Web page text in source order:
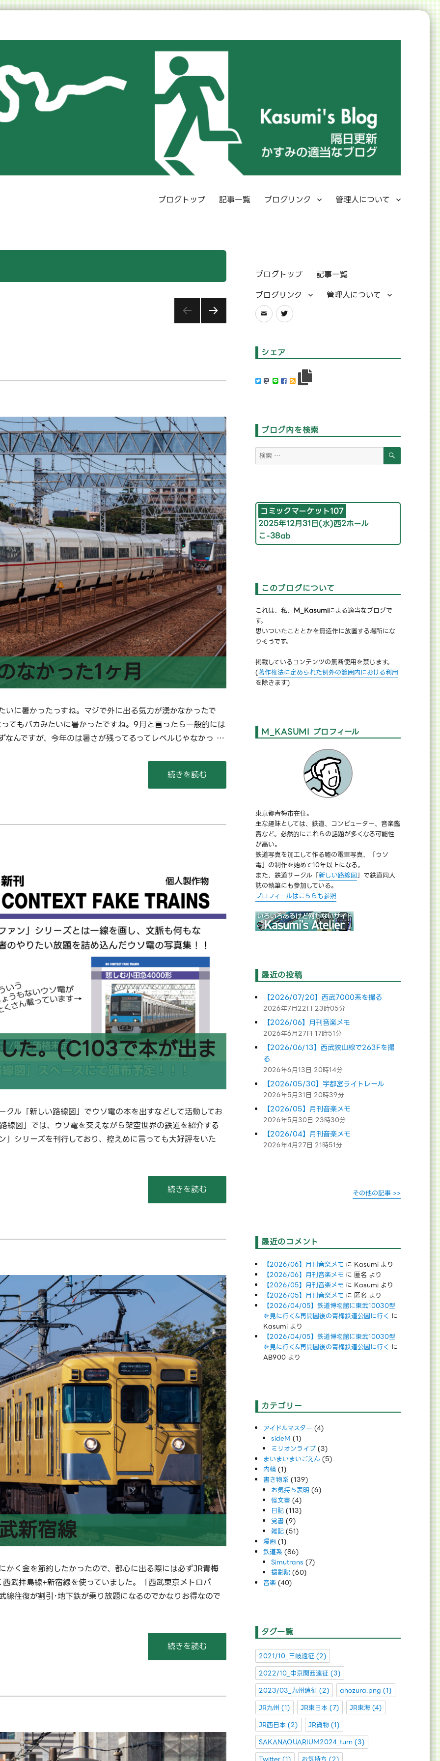
ブログトップ 記事一覧 ブログリンク 管理人について
次の
かった1ヶ月
いに暑かったっすね。マジで外に出る気力が湧かなかったで
てもバカみたいに暑かったですね。9月と言ったら一般的には
なんですが、今年のは暑さが残ってるってレベルじゃなかっ …
“【2023/9】やる気のなかった1ヶ月” の
続きを読む
た。(C103で本が出ま
クル「新しい路線図」でウソ電の本を出すなどして活動してお
線図」では、ウソ電を交えながら架空世界の鉄道を紹介する
」シリーズを刊行しており、控えめに言っても大好評をいた
“確かに入稿いたしました。(C103で本が出ます)” の
続きを読む
新宿線
かく金を節約したかったので、都心に出る際には必ずJR青梅
武拝島線+新宿線を使っていました。「西武東京メトロパ
線往復が割引･地下鉄が乗り放題になるのでかなりお得なので
“【2023/11/24】西武新宿線” の
続きを読む
ブログトップ
記事一覧
ブログリンク
管理人について
メ
Twitter
シェア
ブログ内を検索
検
索
検
コミックマーケット107
2025年12月31日(水)西2ホール
こ-38ab
このブログについて
これは、私、 M_Kasumiによる適当なブログで
す。
思いついたこととかを無造作に放置する場所にな
りそうです。
掲載しているコンテンツの無断使用を禁じます。
(著作権法に定められた例外の範囲内における利用
を除きます)
M_KASUMI プロフィール
東京都青梅市在住。
主な趣味としては、鉄道、コンピューター、音楽鑑
賞など。必然的にこれらの話題が多くなる可能性
が高い。
鉄道写真を加工して作る嘘の電車写真、「ウソ
電」の制作を始めて10年以上になる。
また、鉄道サークル「新しい路線図」で鉄道同人
誌の執筆にも参加している。
プロフィールはこちらも参照
最近の投稿
【2026/07/20】西武7000系を撮る
2026年7月22日 23時05分
【2026/06】月刊音楽メモ
2026年6月27日 17時51分
【2026/06/13】西武狭山線で263Fを撮
る
2026年6月13日 20時14分
【2026/05/30】宇都宮ライトレール
2026年5月31日 20時39分
【2026/05】月刊音楽メモ
2026年5月30日 23時30分
【2026/04】月刊音楽メモ
2026年4月27日 21時51分
その他の記事 >>
最近のコメント
【2026/06】月刊音楽メモ に Kasumi より
【2026/06】月刊音楽メモ に 匿名 より
【2026/05】月刊音楽メモ に Kasumi より
【2026/05】月刊音楽メモ に 匿名 より
【2026/04/05】鉄道博物館に東武10030型
を見に行く&再開園後の青梅鉄道公園に行く に
Kasumi より
【2026/04/05】鉄道博物館に東武10030型
を見に行く&再開園後の青梅鉄道公園に行く に
AB900 より
カテゴリー
アイドルマスター (4)
sideM (1)
ミリオンライブ(3)
まいまいまいごえん (5)
内輪(1)
書き物系 (139)
お気持ち表明 (6)
怪文書(4)
日記(113)
覚書(9)
雑記(51)
漫画(1)
鉄道系 (86)
Simutrans (7)
撮影記(60)
音楽 (40)
タグ一覧
2021/10_三岐遠征(2)
2022/10_中京関西遠征(3)
2023/03_九州遠征(2) ahozura.png (1)
JR九州 (1) JR東日本(7) JR東海(4)
JR西日本(2) JR貨物 (1)
SAKANAQUARIUM2024_turn (3)